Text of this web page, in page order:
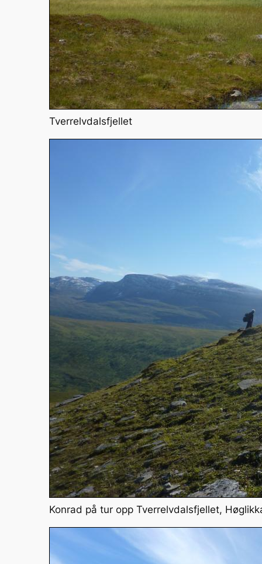
Tverrelvdalsfjellet
Konrad på tur opp Tverrelvdalsfjellet,